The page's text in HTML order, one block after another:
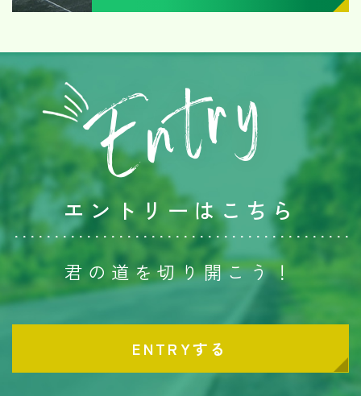
Entry
エントリーはこちら
君の道を切り開こう！
ENTRYする